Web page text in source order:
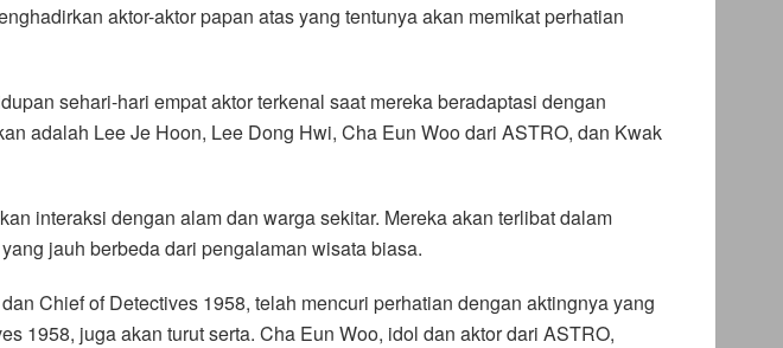
aktor-aktor papan atas yang tentunya akan memikat perhatian
sehari-hari empat aktor terkenal saat mereka beradaptasi dengan
adalah Lee Je Hoon, Lee Dong Hwi, Cha Eun Woo dari ASTRO, dan Kwak
interaksi dengan alam dan warga sekitar. Mereka akan terlibat dalam
jauh berbeda dari pengalaman wisata biasa.
Chief of Detectives 1958, telah mencuri perhatian dengan aktingnya yang
1958, juga akan turut serta. Cha Eun Woo, idol dan aktor dari ASTRO,